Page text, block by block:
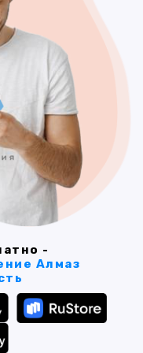
-
Алмаз